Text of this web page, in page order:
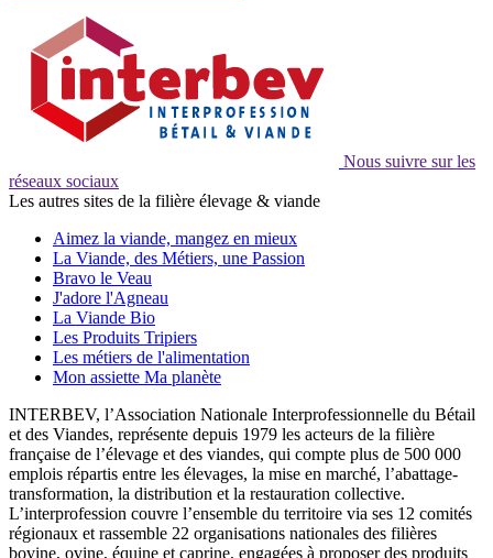
Nous suivre sur les
réseaux sociaux
Les autres sites de la filière élevage & viande
Aimez la viande, mangez en mieux
La Viande, des Métiers, une Passion
Bravo le Veau
J'adore l'Agneau
La Viande Bio
Les Produits Tripiers
Les métiers de l'alimentation
Mon assiette Ma planète
INTERBEV, l’Association Nationale Interprofessionnelle du Bétail
et des Viandes, représente depuis 1979 les acteurs de la filière
française de l’élevage et des viandes, qui compte plus de 500 000
emplois répartis entre les élevages, la mise en marché, l’abattage-
transformation, la distribution et la restauration collective.
L’interprofession couvre l’ensemble du territoire via ses 12 comités
régionaux et rassemble 22 organisations nationales des filières
bovine, ovine, équine et caprine, engagées à proposer des produits